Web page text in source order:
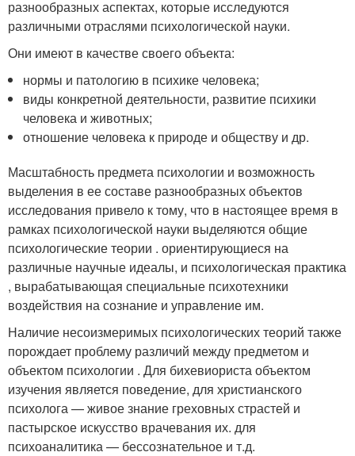
разнообразных аспектах, которые исследуются
различными отраслями психологической науки.
Они имеют в качестве своего объекта:
нормы и патологию в психике человека;
виды конкретной деятельности, развитие психики
человека и животных;
отношение человека к природе и обществу и др.
Масштабность предмета психологии и возможность
выделения в ее составе разнообразных объектов
исследования привело к тому, что в настоящее время в
рамках психологической науки выделяются общие
психологические теории . ориентирующиеся на
различные научные идеалы, и психологическая практика
, вырабатывающая специальные психотехники
воздействия на сознание и управление им.
Наличие несоизмеримых психологических теорий также
порождает проблему различий между предметом и
объектом психологии . Для бихевиориста объектом
изучения является поведение, для христианского
психолога — живое знание греховных страстей и
пастырское искусство врачевания их. для
психоаналитика — бессознательное и т.д.